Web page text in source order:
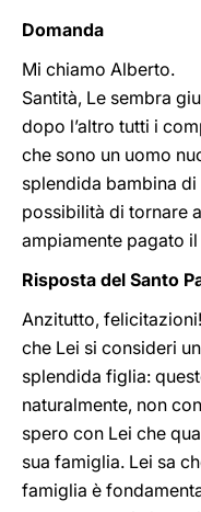
Domanda
Mi chiamo Alberto.
Santità, Le sembra
dopo l’altro tutti i
che sono un uomo
splendida bambina
possibilità di tornare
ampiamente pagato
Risposta del Santo
Anzitutto,
che Lei si consideri
splendida figlia:
naturalmente, non
spero con Lei che
sua famiglia. Lei sa
famiglia è